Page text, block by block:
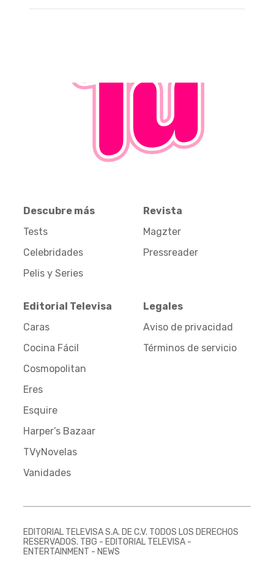
Descubre más
Tests
Celebridades
Pelis y Series
Revista
Magzter
Pressreader
Editorial Televisa
Caras
Cocina Fácil
Cosmopolitan
Eres
Esquire
Harper’s Bazaar
TVyNovelas
Vanidades
Legales
Aviso de privacidad
Términos de servicio
EDITORIAL TELEVISA S.A. DE C.V. TODOS LOS DERECHOS
RESERVADOS. TBG - EDITORIAL TELEVISA -
ENTERTAINMENT - NEWS